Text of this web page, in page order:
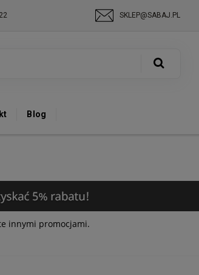
Blog
SKLEP@SABAJ.PL
innymi promocjami.